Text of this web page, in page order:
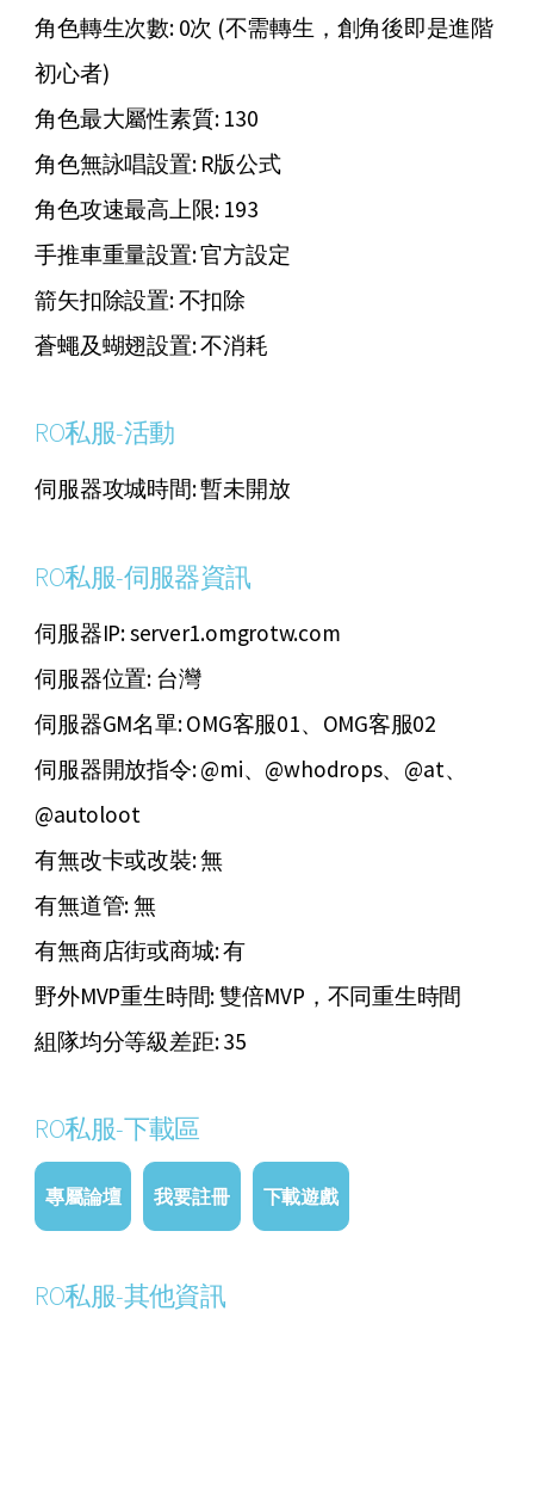
角色轉生次數: 0次 (不需轉生，創角後即是進階
初心者)
角色最大屬性素質: 130
角色無詠唱設置: R版公式
角色攻速最高上限: 193
手推車重量設置: 官方設定
箭矢扣除設置: 不扣除
蒼蠅及蝴翅設置: 不消耗
RO私服-活動
伺服器攻城時間: 暫未開放
RO私服-伺服器資訊
伺服器IP: server1.omgrotw.com
伺服器位置: 台灣
伺服器GM名單: OMG客服01、OMG客服02
伺服器開放指令: @mi、@whodrops、@at、
@autoloot
有無改卡或改裝: 無
有無道管: 無
有無商店街或商城: 有
野外MVP重生時間: 雙倍MVP，不同重生時間
組隊均分等級差距: 35
RO私服-下載區
專屬論壇 我要註冊 下載遊戲
RO私服-其他資訊